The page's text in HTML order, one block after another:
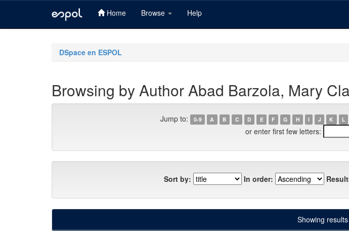
Home Browse Help
DSpace en ESPOL
Browsing by Author Abad Barzola, Mary
Jump to: 0-9 A B C D E F G H I J K L
or enter first few letters:
Sort by: In order:
Showing